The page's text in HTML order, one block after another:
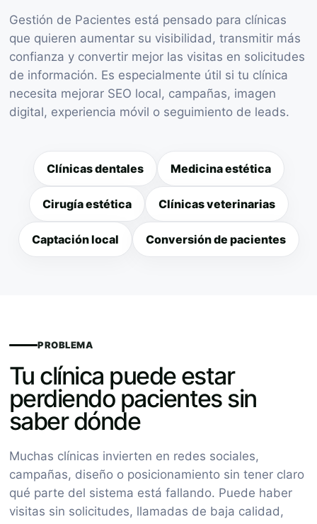
Gestión de Pacientes está pensado para clínicas
que quieren aumentar su visibilidad, transmitir más
confianza y convertir mejor las visitas en solicitudes
de información. Es especialmente útil si tu clínica
necesita mejorar SEO local, campañas, imagen
digital, experiencia móvil o seguimiento de leads.
Clínicas dentales Medicina estética
Cirugía estética Clínicas veterinarias
Captación local Conversión de pacientes
PROBLEMA
Tu clínica puede estar
perdiendo pacientes sin
saber dónde
Muchas clínicas invierten en redes sociales,
campañas, diseño o posicionamiento sin tener claro
qué parte del sistema está fallando. Puede haber
visitas sin solicitudes, llamadas de baja calidad,